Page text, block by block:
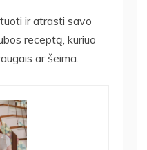
ir atrasti savo
receptą, kuriuo
ar šeima.